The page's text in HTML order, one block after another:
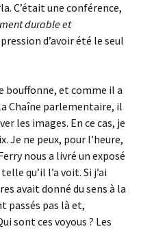
C’était une conférence,
durable et
d’avoir été le seul
bouffonne, et comme il a
Chaîne parlementaire, il
les images. En ce cas, je
Je ne peux, pour l’heure,
nous a livré un exposé
qu’il l’a voit. Si j’ai
avait donné du sens à la
passés pas là et,
sont ces voyous ? Les